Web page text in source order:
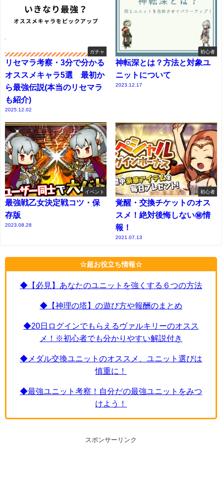
ガチャ
リセマラ考察・3分で分かる
オススメキャラ5選 最初か
ら最強伝説(本当のリセマラ
も紹介)
2025.12.02
初心者
神転深とは？方法と対象ユ
ニットについて
2023.12.17
イベント
最強戦乙女決定戦コツ・保
存版
2023.08.28
初心者
覚醒・交換チケットのオス
スメ！絶対後悔しない㊙情
報！
2021.07.13
☆超お役立ち情報☆
◆【必見】あなたのユニットを強くする６つの方法
◆【神理の塔】の遊び方や報酬のまとめ
◆20日ログインでもらえるヴァルキリーのオスス
メ！※初心者でも分かりやすい解説付き
◆メダル交換ユニットのオススメ、ユニット選びは
慎重に！
◆最強ユニット考察！自分だの最強ユニットをみつ
けよう！
スポンサーリンク